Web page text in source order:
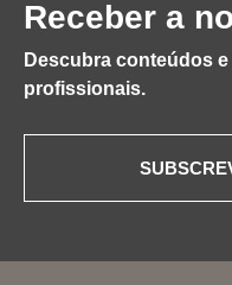
Receber a
Descubra conteúdos
profissionais.